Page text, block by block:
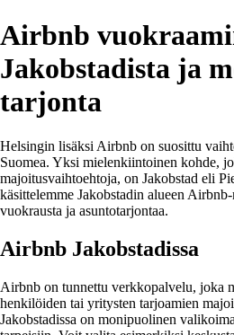
Airbnb
Jakobstadista ja
tarjonta
Helsingin lisäksi Airbnb on suosittu
Suomea. Yksi mielenkiintoinen kohde,
majoitusvaihtoehtoja, on Jakobstad eli
käsittelemme Jakobstadin alueen
vuokrausta ja asuntotarjontaa.
Airbnb Jakobstadissa
Airbnb on tunnettu verkkopalvelu, joka
henkilöiden tai yritysten tarjoamien
Jakobstadissa on monipuolinen